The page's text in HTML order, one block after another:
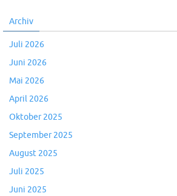
Archiv
Juli 2026
Juni 2026
Mai 2026
April 2026
Oktober 2025
September 2025
August 2025
Juli 2025
Juni 2025